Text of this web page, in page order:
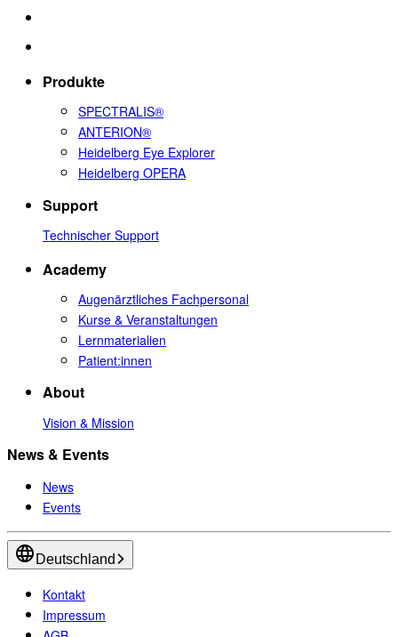
Produkte
SPECTRALIS®
ANTERION®
Heidelberg Eye Explorer
Heidelberg OPERA
Support
Technischer Support
Academy
Augenärztliches Fachpersonal
Kurse & Veranstaltungen
Lernmaterialien
Patient:innen
About
Vision & Mission
News & Events
News
Events
Deutschland
Kontakt
Impressum